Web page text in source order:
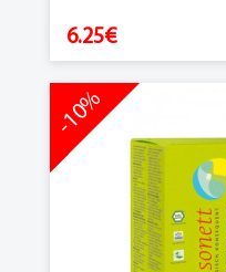
6.25€
-10%